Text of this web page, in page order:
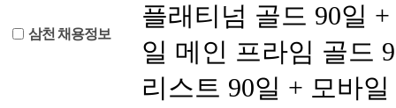
삼천 채용정보
플래티넘 골드 90일
일 메인 프라임 골드
리스트 90일 + 모바